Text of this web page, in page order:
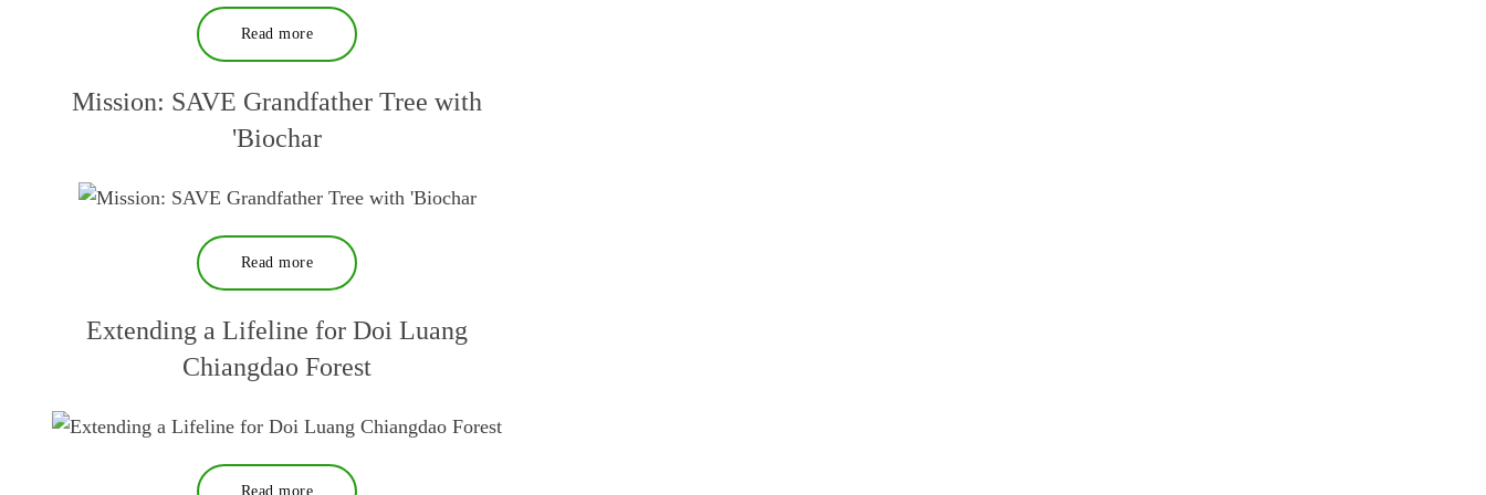
Read more
Mission: SAVE Grandfather Tree with
'Biochar
Read more
Extending a Lifeline for Doi Luang
Chiangdao Forest
Read more